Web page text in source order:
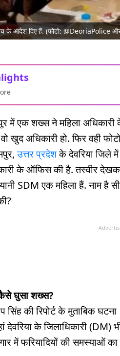
के आदेश दिए हैं. (फोटो: @DeoriaPolice
में एक शख्स ने महिला अधिकारी
खुद अधिकारी हो. फिर वही
उत्तर प्रदेशके देवरिया जिले
के ऑफिस की है. तस्वीर
SDM एक महिला हैं. नाम है
घुसा शख्स?
की रिपोर्ट के मुताबिक
देवरिया के जिलाधिकारी
में फरियादियों की समस्याओं का